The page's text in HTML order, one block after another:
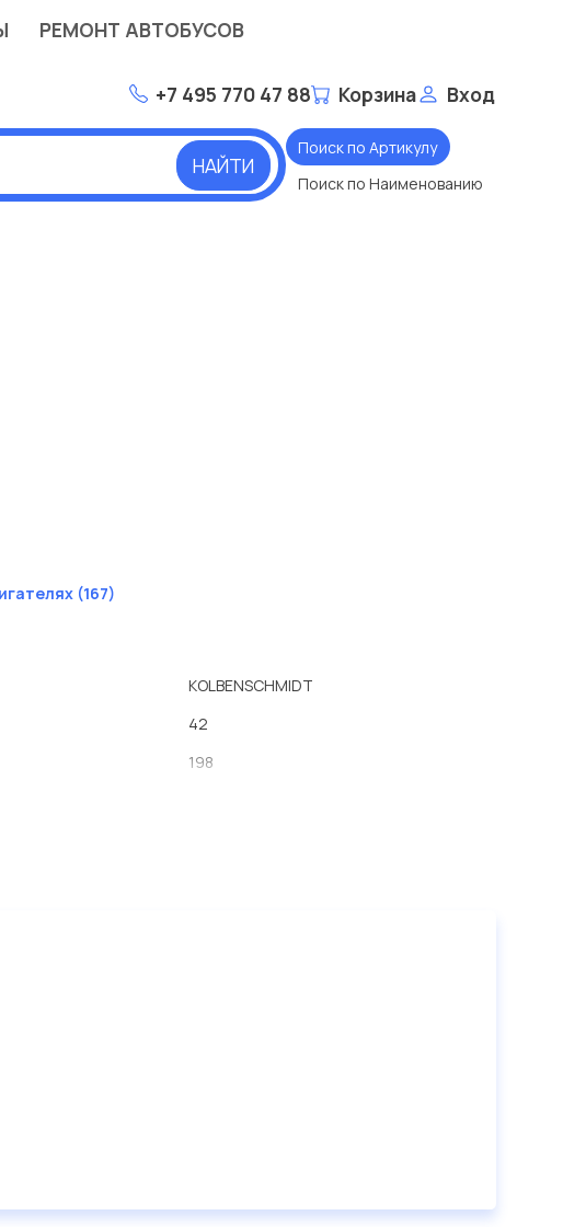
РЕМОНТ АВТОБУСОВ
+7 495 770 47 88 Корзина Вход
НАЙТИ
Поиск по Артикулу
Поиск по Наименованию
(167)
KOLBENSCHMIDT
42
198